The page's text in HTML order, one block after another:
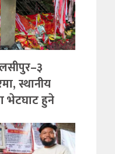
स्थानीय
भेटघाट हुने